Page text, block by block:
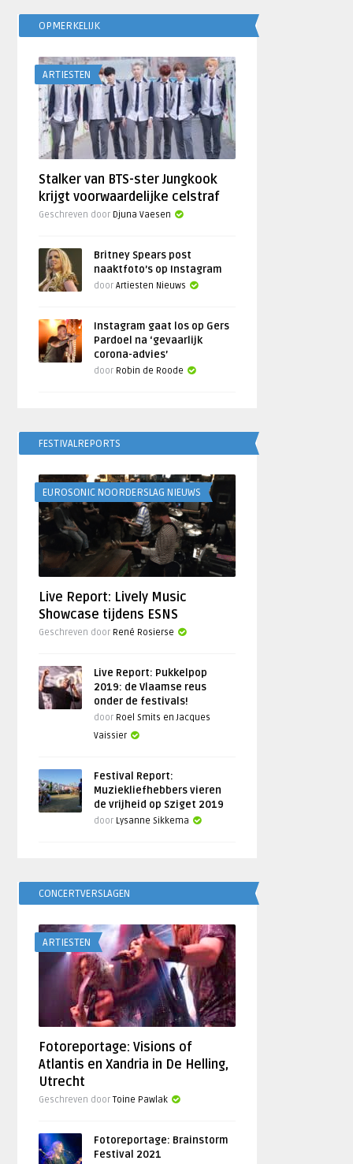
OPMERKELIJK
ARTIESTEN
Stalker van BTS-ster Jungkook
krijgt voorwaardelijke celstraf
Geschreven door Djuna Vaesen
Britney Spears post
naaktfoto’s op Instagram
doorArtiesten Nieuws
Instagram gaat los op Gers
Pardoel na ‘gevaarlijk
corona-advies’
door Robin de Roode
FESTIVALREPORTS
EUROSONIC NOORDERSLAG NIEUWS
Live Report: Lively Music
Showcase tijdens ESNS
Geschreven door René Rosierse
Live Report: Pukkelpop
2019: de Vlaamse reus
onder de festivals!
door Roel Smits en Jacques
Vaissier
Festival Report:
Muziekliefhebbers vieren
de vrijheid op Sziget 2019
door Lysanne Sikkema
CONCERTVERSLAGEN
ARTIESTEN
Fotoreportage: Visions of
Atlantis en Xandria in De Helling,
Utrecht
Geschreven doorToine Pawlak
Fotoreportage: Brainstorm
Festival 2021